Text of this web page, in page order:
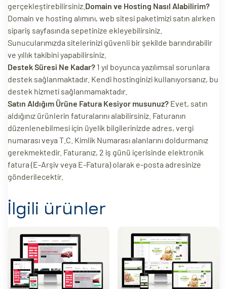
gerçekleştirebilirsiniz. Domain ve Hosting Nasıl Alabilirim?
Domain ve hosting alımını, web sitesi paketimizi satın alırken
sipariş sayfasında sepetinize ekleyebilirsiniz.
Sunucularımızda sitelerinizi güvenli bir şekilde barındırabilir
ve yıllık takibini yapabilirsiniz.
Destek Süresi Ne Kadar? 1 yıl boyunca yazılımsal sorunlara
destek sağlanmaktadır. Kendi hostinginizi kullanıyorsanız, bu
destek hizmeti sağlanmamaktadır.
Satın Aldığım Ürüne Fatura Kesiyor musunuz? Evet, satın
aldığınız ürünlerin faturalarını alabilirsiniz. Faturanın
düzenlenebilmesi için üyelik bilgilerinizde adres, vergi
numarası veya T.C. Kimlik Numarası alanlarını doldurmanız
gerekmektedir. Faturanız, 2 iş günü içerisinde elektronik
fatura (E-Arşiv veya E-Fatura) olarak e-posta adresinize
gönderilecektir.
İlgili ürünler